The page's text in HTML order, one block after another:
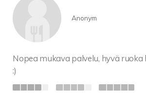
Anonym
Nopea mukava palvelu, hyvä ruoka
:)